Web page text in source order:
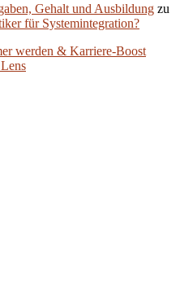
Gehalt und Ausbildung zu
für Systemintegration?
werden & Karriere-Boost